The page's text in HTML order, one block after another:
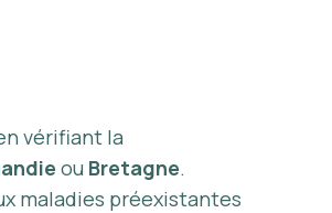
vérifiant la
ou Bretagne.
maladies préexistantes